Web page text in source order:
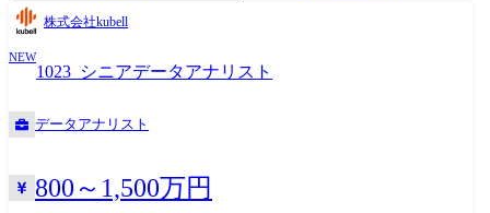
クラウド等を利用したアーキテクチャ概要設計・構築 ●実証実験評価(技
術的課題等の洗い出し、費用試算等) (3)構築段階～本番稼働以降 実証段
階の評価を踏まえ環境等の構築を行い、ノウハウ蓄積を行います。 ●ク
ラウド等を利用した商用環境の設計・構築 ●効率的な保守を実現するた
織構成 組織では20代～50代まで、幅広い年齢層の社員が活躍しておりま
ームがあり、チーム間での配置ローテーションも可能です。 同一の官公
庁を担当している部署であることから、横の繋がりが強く、困った時は
いくフォワード・デプロイ・エンジニア(FDE)的役割も担います。 【職
務詳細】 本ポジションでは、PLとして、PMが策定した全体方針・計画
を理解したうえで、開発・構築・テスト・移行といった実行フェーズを
現場でリードします。 通信指令という高い信頼性が求められる領域にお
率いながら品質を作り込んでいく役割です。 プロジェクト進行中には、
スクを技術・業務の両面から整理し、PMや関係者と連携しながら、実行
レベルでの最適解を導き出します。 また、PLとしての遂行責任を果たす
株式会社kubell
NEW
1023_シニアデータアナリスト
データアナリスト
800～1,500万円